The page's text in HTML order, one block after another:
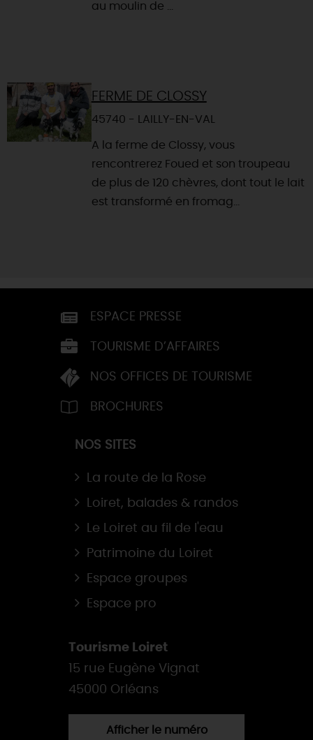
au moulin de ...
FERME DE CLOSSY
45740 - LAILLY-EN-VAL
A la ferme de Clossy, vous
rencontrerez Foued et son troupeau
de plus de 120 chèvres, dont tout le lait
est transformé en fromag...
ESPACE PRESSE
TOURISME D’AFFAIRES
NOS OFFICES DE TOURISME
BROCHURES
NOS SITES
La route de la Rose
Loiret, balades & randos
Le Loiret au fil de l'eau
Patrimoine du Loiret
Espace groupes
Espace pro
Tourisme Loiret
15 rue Eugène Vignat
45000 Orléans
Afficher le numéro